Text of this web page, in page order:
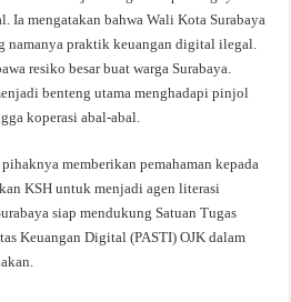
Ia mengatakan bahwa Wali Kota Surabaya
namanya praktik keuangan digital ilegal.
resiko besar buat warga Surabaya.
benteng utama menghadapi pinjol
koperasi abal-abal.
memberikan pemahaman kepada
KSH untuk menjadi agen literasi
siap mendukung Satuan Tugas
Keuangan Digital (PASTI) OJK dalam